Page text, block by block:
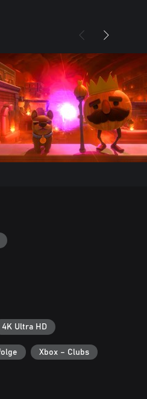
4K Ultra HD
Xbox – Clubs